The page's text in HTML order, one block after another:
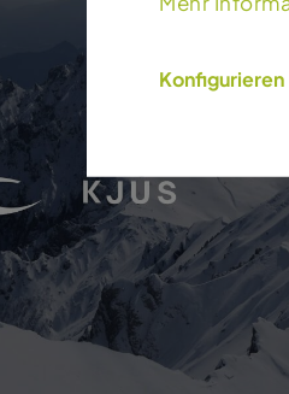
Konfigurieren